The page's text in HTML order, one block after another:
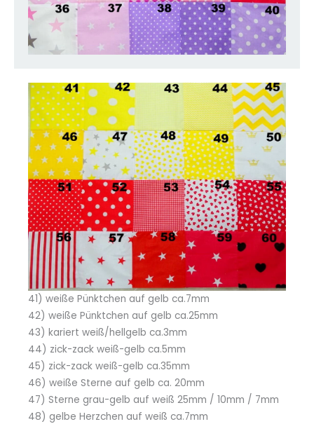
41) weiße Pünktchen auf gelb ca.7mm
42) weiße Pünktchen auf gelb ca.25mm
43) kariert weiß/hellgelb ca.3mm
44) zick-zack weiß-gelb ca.5mm
45) zick-zack weiß-gelb ca.35mm
46) weiße Sterne auf gelb ca. 20mm
47) Sterne grau-gelb auf weiß 25mm / 10mm / 7mm
48) gelbe Herzchen auf weiß ca.7mm